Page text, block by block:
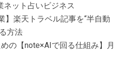
ネット占いビジネス
】楽天トラベル記事を“半自動
方法
の【note×AIで回る仕組み】月